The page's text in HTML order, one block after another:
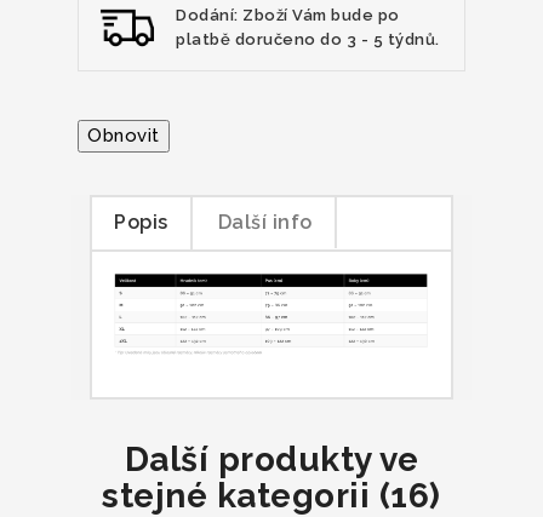
Dodání: Zboží Vám bude po
platbě doručeno do 3 - 5 týdnů.
Popis Další info
Další produkty ve
stejné kategorii (16)